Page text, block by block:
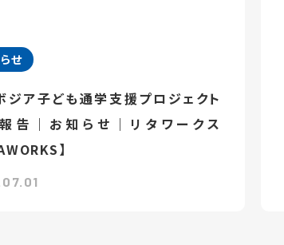
せ
ジア子ども通学支援プロジェクト
告｜お知らせ｜リタワークス
】